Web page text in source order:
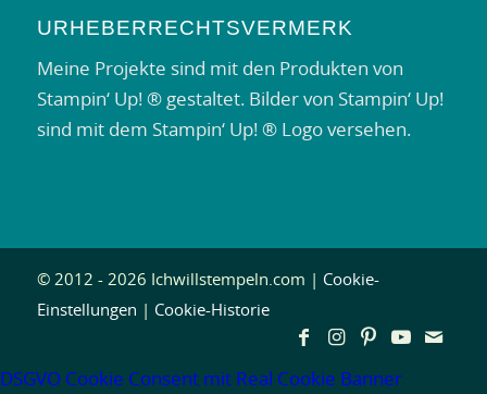
URHEBERRECHTSVERMERK
Meine Projekte sind mit den Produkten von
Stampin‘ Up! ® gestaltet. Bilder von Stampin‘ Up!
sind mit dem Stampin‘ Up! ® Logo versehen.
© 2012 - 2026 Ichwillstempeln.com | Cookie-
Einstellungen
Cookie-Historie
DSGVO Cookie Consent mit Real Cookie Banner